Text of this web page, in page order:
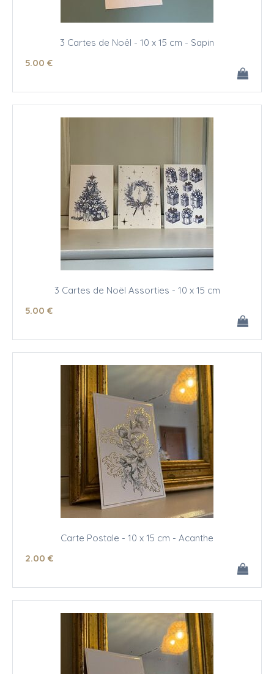
3 Cartes de Noël - 10 x 15 cm - Sapin
5.00 €
3 Cartes de Noël Assorties - 10 x 15 cm
5.00 €
Carte Postale - 10 x 15 cm - Acanthe
2.00 €